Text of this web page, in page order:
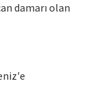
damarı olan